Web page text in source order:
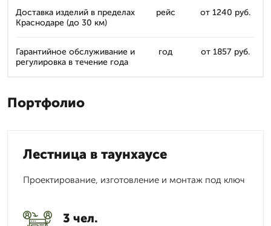
Доставка изделий в пределах
Краснодаре (до 30 км)
рейс от 1240 руб.
Гарантийное обслуживание и
регулировка в течение года
год от 1857 руб.
Портфолио
Лестница в таунхаусе
Проектирование, изготовление и монтаж под ключ
3 чел.